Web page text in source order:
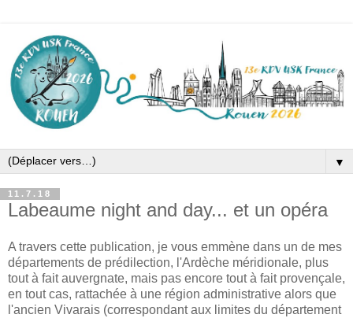
▼
11.7.18
Labeaume night and day... et un opéra
A travers cette publication, je vous emmène dans un de mes
départements de prédilection, l'Ardèche méridionale, plus
tout à fait auvergnate, mais pas encore tout à fait provençale,
en tout cas, rattachée à une région administrative alors que
l'ancien Vivarais (correspondant aux limites du département